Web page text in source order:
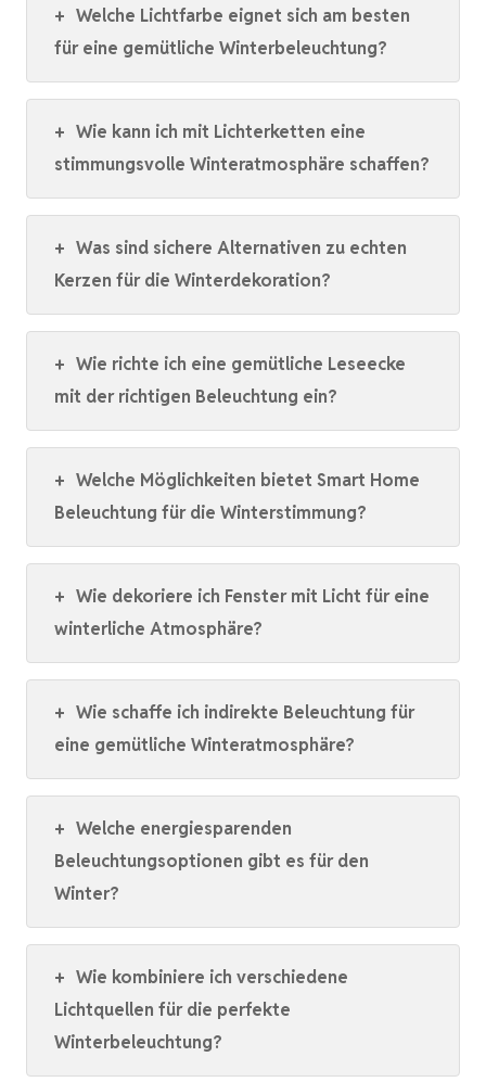
+ Welche Lichtfarbe eignet sich am besten
für eine gemütliche Winterbeleuchtung?
+ Wie kann ich mit Lichterketten eine
stimmungsvolle Winteratmosphäre schaffen?
+ Was sind sichere Alternativen zu echten
Kerzen für die Winterdekoration?
+ Wie richte ich eine gemütliche Leseecke
mit der richtigen Beleuchtung ein?
+ Welche Möglichkeiten bietet Smart Home
Beleuchtung für die Winterstimmung?
+ Wie dekoriere ich Fenster mit Licht für eine
winterliche Atmosphäre?
+ Wie schaffe ich indirekte Beleuchtung für
eine gemütliche Winteratmosphäre?
+ Welche energiesparenden
Beleuchtungsoptionen gibt es für den
Winter?
+ Wie kombiniere ich verschiedene
Lichtquellen für die perfekte
Winterbeleuchtung?